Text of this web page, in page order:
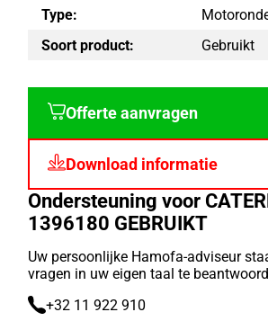
Type:
Soort product:
Gebruikt
Offerte aanvragen
Download informatie
Ondersteuning voor
1396180 GEBRUIKT
Uw persoonlijke Hamofa-adviseur
vragen in uw eigen taal te
+32 11 922 910